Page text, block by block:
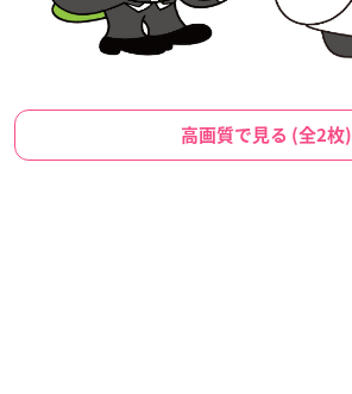
高画質で見る (全2枚)